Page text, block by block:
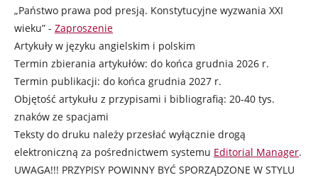
„Państwo prawa pod presją. Konstytucyjne wyzwania XXI
wieku” - Zaproszenie
Artykuły w języku angielskim i polskim
Termin zbierania artykułów: do końca grudnia 2026 r.
Termin publikacji: do końca grudnia 2027 r.
Objętość artykułu z przypisami i bibliografią: 20-40 tys.
znaków ze spacjami
Teksty do druku należy przesłać wyłącznie drogą
elektroniczną za pośrednictwem systemu Editorial Manager.
UWAGA!!! PRZYPISY POWINNY BYĆ SPORZĄDZONE W STYLU